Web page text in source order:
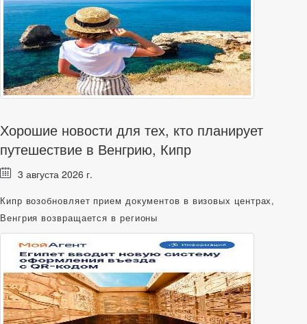
Хорошие новости для тех, кто планирует
путешествие в Венгрию, Кипр
3 августа 2026 г.
Кипр возобновляет прием документов в визовых центрах,
Венгрия возвращается в регионы